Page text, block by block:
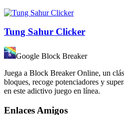
Tung Sahur Clicker
Google Block Breaker
Juega a Block Breaker Online, un
bloques, recoge potenciadores y
en este adictivo juego en línea.
Enlaces Amigos